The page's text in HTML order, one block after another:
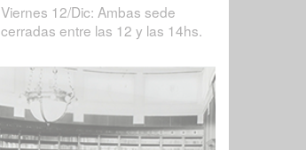
Viernes 12/Dic: Ambas sede
cerradas entre las 12 y las 14hs.